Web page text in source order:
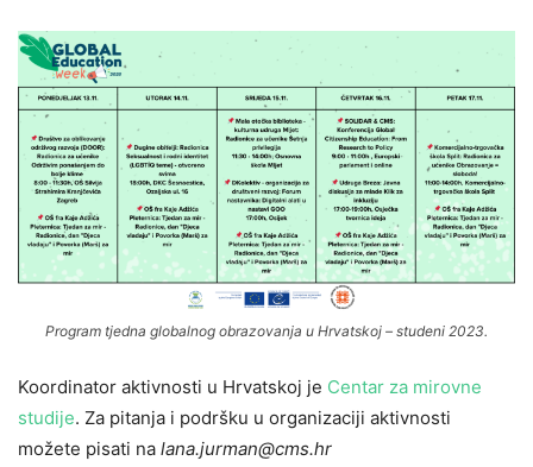
Program tjedna globalnog obrazovanja u Hrvatskoj – studeni 2023.
Koordinator aktivnosti u Hrvatskoj je Centar za mirovne
studije. Za pitanja i podršku u organizaciji aktivnosti
možete pisati na lana.jurman@cms.hr